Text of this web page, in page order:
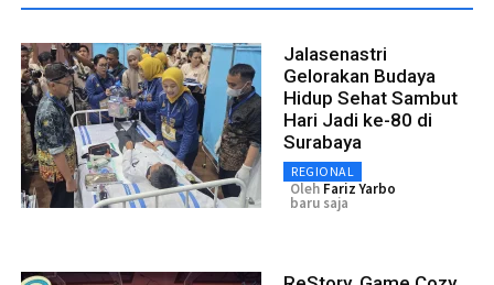
Jalasenastri
Gelorakan Budaya
Hidup Sehat Sambut
Hari Jadi ke-80 di
Surabaya
REGIONAL
Oleh Fariz Yarbo
baru saja